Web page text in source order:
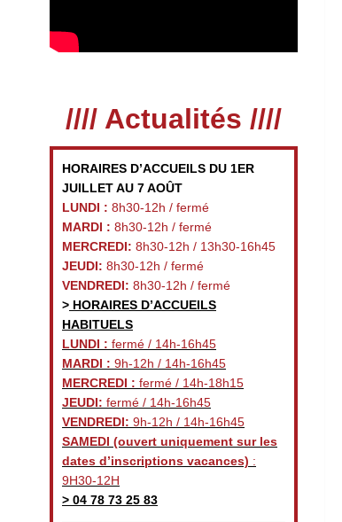
//// Actualités ////
HORAIRES D’ACCUEILS DU 1ER
JUILLET AU 7 AOÛT
LUNDI : 8h30-12h / fermé
MARDI : 8h30-12h / fermé
MERCREDI: 8h30-12h / 13h30-16h45
JEUDI: 8h30-12h / fermé
VENDREDI: 8h30-12h / fermé
> HORAIRES D’ACCUEILS
HABITUELS
LUNDI : fermé / 14h-16h45
MARDI : 9h-12h / 14h-16h45
MERCREDI : fermé / 14h-18h15
JEUDI: fermé / 14h-16h45
VENDREDI: 9h-12h / 14h-16h45
SAMEDI (ouvert uniquement sur les
dates d’inscriptions vacances) :
9H30-12H
> 04 78 73 25 83